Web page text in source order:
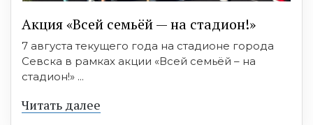
Акция «Всей семьёй — на стадион!»
7 августа текущего года на стадионе города
Севска в рамках акции «Всей семьёй – на
стадион!» ...
Читать далее